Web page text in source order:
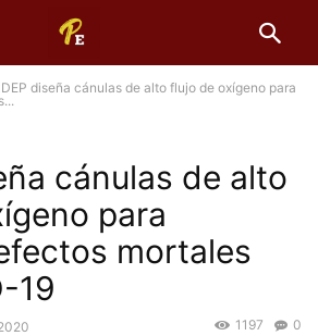
diseña cánulas de alto flujo de oxígeno para
cánulas de alto
para
mortales
19
0
1197